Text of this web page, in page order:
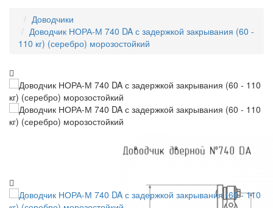
Доводчики
Доводчик НОРА-М 740 DA с задержкой закрывания (60 -
110 кг) (серебро) морозостойкий